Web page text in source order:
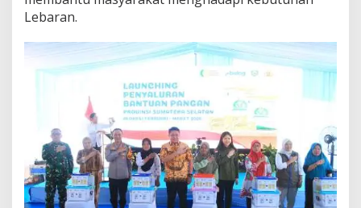
Lebaran.